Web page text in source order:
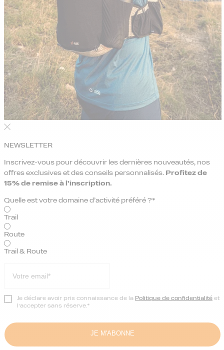
NEWSLETTER
Inscrivez-vous pour découvrir les dernières nouveautés, nos
offres exclusives et des conseils personnalisés. Profitez de
15% de remise à l’inscription.
Quelle est votre domaine d’activité préféré ?*
Trail
Route
Trail & Route
Je déclare avoir pris connaissance de la Politique de confidentialité et
l’accepter sans réserve.*